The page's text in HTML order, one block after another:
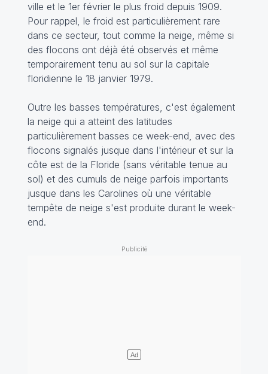
ville et le 1er février le plus froid depuis 1909.
Pour rappel, le froid est particulièrement rare
dans ce secteur, tout comme la neige, même si
des flocons ont déjà été observés et même
temporairement tenu au sol sur la capitale
floridienne le 18 janvier 1979.
Outre les basses températures, c'est également
la neige qui a atteint des latitudes
particulièrement basses ce week-end, avec des
flocons signalés jusque dans l'intérieur et sur la
côte est de la Floride (sans véritable tenue au
sol) et des cumuls de neige parfois importants
jusque dans les Carolines où une véritable
tempête de neige s'est produite durant le week-
end.